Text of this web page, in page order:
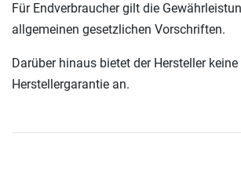
Für Endverbraucher gilt die
allgemeinen gesetzlichen Vorschriften.
Darüber hinaus bietet der Hersteller
Herstellergarantie an.